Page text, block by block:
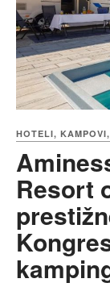
HOTELI,
Resort